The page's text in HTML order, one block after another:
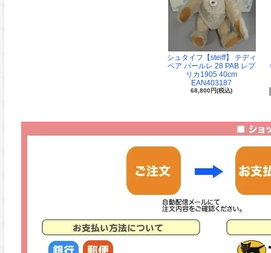
シュタイフ【steiff】 テディ
ベア バールレ 28 PAB レプ
リカ1905 40cm
EAN403187
68,800円(税込)